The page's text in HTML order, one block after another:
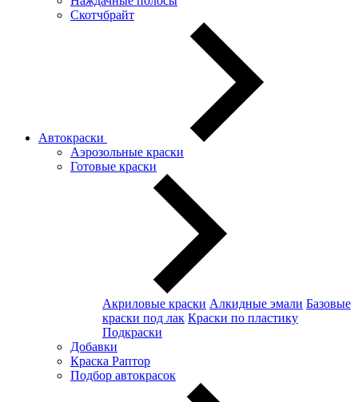
Скотчбрайт
Автокраски
Аэрозольные краски
Готовые краски
Акриловые краски Алкидные эмали Базовые
краски под лак Краски по пластику
Подкраски
Добавки
Краска Раптор
Подбор автокрасок